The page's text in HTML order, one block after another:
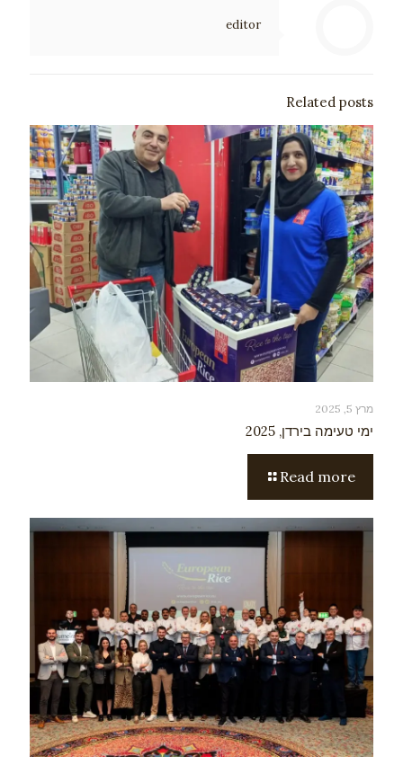
editor
Related posts
מרץ 5, 2025
ימי טעימה בירדן, 2025
Read more